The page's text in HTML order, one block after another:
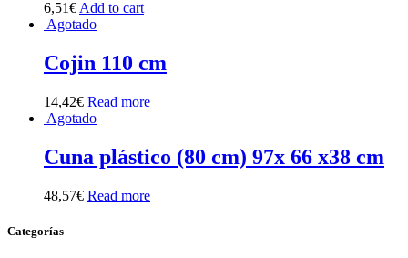
6,51€ Add to cart
Agotado
Cojin 110 cm
14,42€ Read more
Agotado
Cuna plástico (80 cm) 97x 66 x38 cm
48,57€ Read more
Categorías